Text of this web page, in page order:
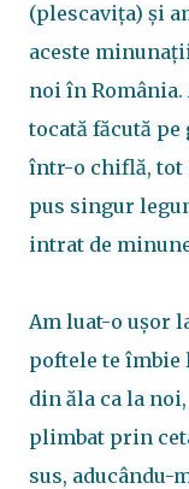
(plescavița) și
aceste
noi în
tocată făcută
într-o chiflă, tot
pus singur
intrat de
Am luat-o ușor
poftele te îmbie
din ăla ca la
plimbat prin
sus, aducându-